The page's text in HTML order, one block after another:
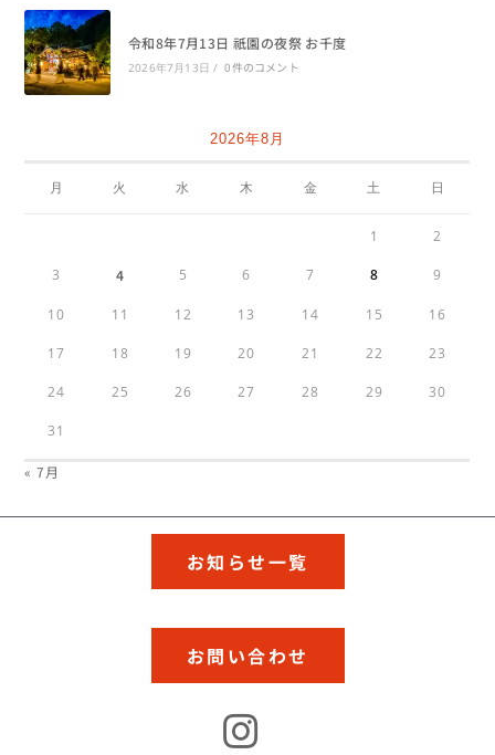
令和8年7月13日 祇園の夜祭 お千度
2026年7月13日 / 0件のコメント
2026年8月
月 火 水 木 金 土 日
1 2
3 4 5 6 7 8 9
10 11 12 13 14 15 16
17 18 19 20 21 22 23
24 25 26 27 28 29 30
31
« 7月
お知らせ一覧
お問い合わせ